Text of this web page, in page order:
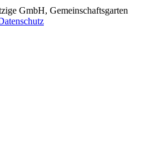
GmbH, Gemeinschaftsgarten